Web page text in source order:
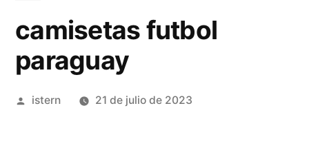
camisetas futbol
paraguay
Publicado
istern 21 de julio de 2023